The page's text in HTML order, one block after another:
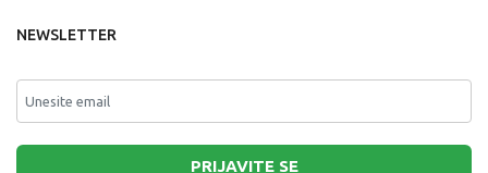
NEWSLETTER
PRIJAVITE SE